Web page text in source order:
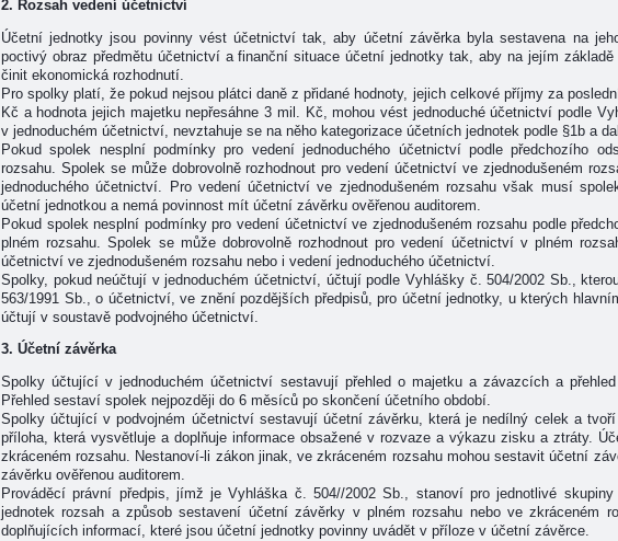
2. Rozsah vedení účetnictví
Účetní jednotky jsou povinny vést účetnictví tak, aby účetní závěrka byla sestavena na
poctivý obraz předmětu účetnictví a finanční situace účetní jednotky tak, aby na jejím
činit ekonomická rozhodnutí.
Pro spolky platí, že pokud nejsou plátci daně z přidané hodnoty, jejich celkové příjmy za
Kč a hodnota jejich majetku nepřesáhne 3 mil. Kč, mohou vést jednoduché účetnictví podle
v jednoduchém účetnictví, nevztahuje se na něho kategorizace účetních jednotek podle §1b a
Pokud spolek nesplní podmínky pro vedení jednoduchého účetnictví podle předchozího
rozsahu. Spolek se může dobrovolně rozhodnout pro vedení účetnictví ve zjednodušeném
jednoduchého účetnictví. Pro vedení účetnictví ve zjednodušeném rozsahu však musí
účetní jednotkou a nemá povinnost mít účetní závěrku ověřenou auditorem.
Pokud spolek nesplní podmínky pro vedení účetnictví ve zjednodušeném rozsahu podle
plném rozsahu. Spolek se může dobrovolně rozhodnout pro vedení účetnictví v plném
účetnictví ve zjednodušeném rozsahu nebo i vedení jednoduchého účetnictví.
Spolky, pokud neúčtují v jednoduchém účetnictví, účtují podle Vyhlášky č. 504/2002 Sb.,
563/1991 Sb., o účetnictví, ve znění pozdějších předpisů, pro účetní jednotky, u kterých
účtují v soustavě podvojného účetnictví.
3. Účetní závěrka
Spolky účtující v jednoduchém účetnictví sestavují přehled o majetku a závazcích a
Přehled sestaví spolek nejpozději do 6 měsíců po skončení účetního období.
Spolky účtující v podvojném účetnictví sestavují účetní závěrku, která je nedílný celek a
příloha, která vysvětluje a doplňuje informace obsažené v rozvaze a výkazu zisku a ztráty.
zkráceném rozsahu. Nestanoví-li zákon jinak, ve zkráceném rozsahu mohou sestavit účetní
závěrku ověřenou auditorem.
Prováděcí právní předpis, jímž je Vyhláška č. 504//2002 Sb., stanoví pro jednotlivé
jednotek rozsah a způsob sestavení účetní závěrky v plném rozsahu nebo ve zkráceném
doplňujících informací, které jsou účetní jednotky povinny uvádět v příloze v účetní závěrce.